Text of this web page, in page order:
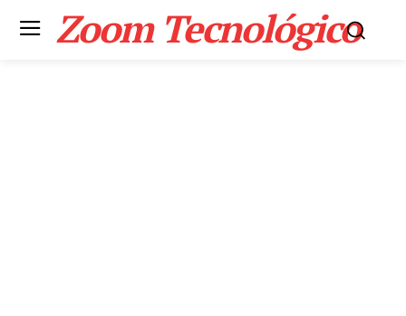
Zoom Tecnológico